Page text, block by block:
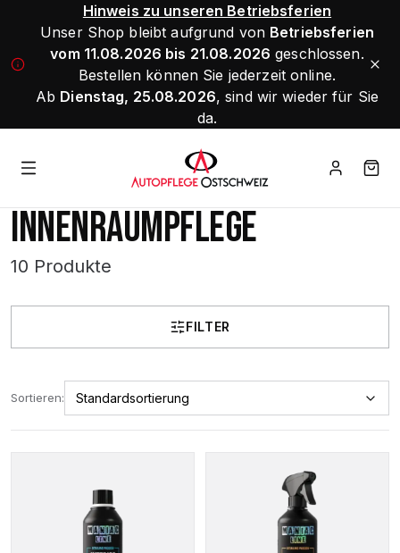
Hinweis zu unseren Betriebsferien
Unser Shop bleibt aufgrund von Betriebsferien
vom 11.08.2026 bis 21.08.2026 geschlossen.
Bestellen können Sie jederzeit online.
Ab Dienstag, 25.08.2026, sind wir wieder für Sie
da.
INNENRAUMPFLEGE
10 Produkte
FILTER
Sortieren: